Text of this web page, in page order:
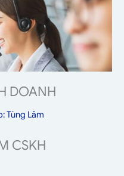
DOANH
Tùng Lâm
CSKH